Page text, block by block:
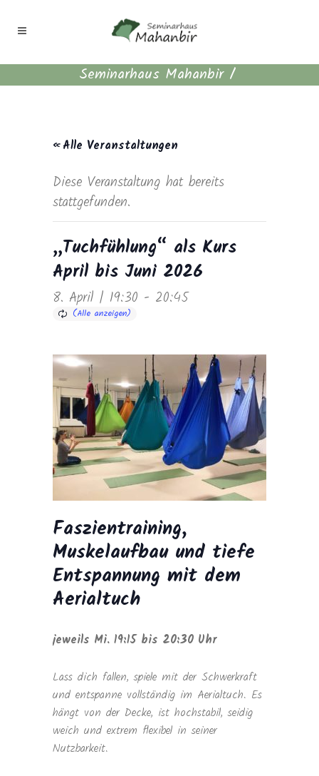
Seminarhaus Mahanbir/
« Alle Veranstaltungen
Diese Veranstaltung hat bereits
stattgefunden.
„Tuchfühlung“ als Kurs
April bis Juni 2026
8. April | 19:30 - 20:45
Faszientraining,
Muskelaufbau und tiefe
Entspannung mit dem
Aerialtuch
jeweils Mi. 19:15 bis 20:30 Uhr
Lass dich fallen, spiele mit der Schwerkraft
und entspanne vollständig im Aerialtuch. Es
hängt von der Decke, ist hochstabil, seidig
weich und extrem flexibel in seiner
Nutzbarkeit.